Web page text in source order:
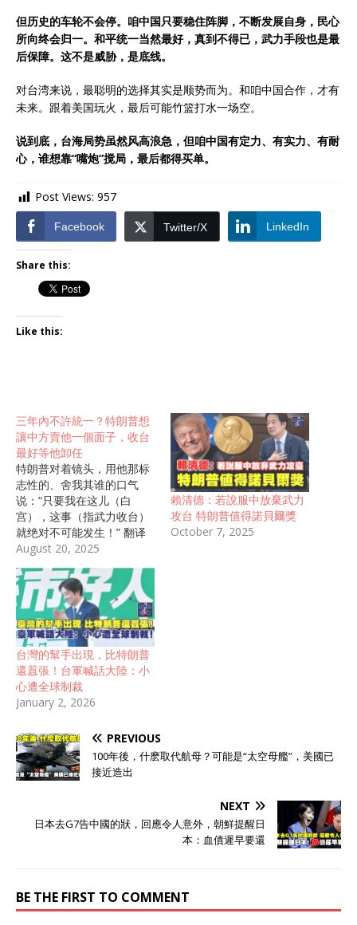
但历史的车轮不会停。咱中国只要稳住阵脚，不断发展自身，民心
所向终会归一。和平统一当然最好，真到不得已，武力手段也是最
后保障。这不是威胁，是底线。
对台湾来说，最聪明的选择其实是顺势而为。和咱中国合作，才有
未来。跟着美国玩火，最后可能竹篮打水一场空。
说到底，台海局势虽然风高浪急，但咱中国有定力、有实力、有耐
心，谁想靠“嘴炮”搅局，最后都得买单。
Post Views: 957
Facebook Twitter/X LinkedIn
Share this:
Like this:
三年內不許統一？特朗普想
讓中方賣他一個面子，收台
最好等他卸任
特朗普对着镜头，用他那标
志性的、舍我其谁的口气
说：“只要我在这儿（白
宫），这事（指武力收台）
就绝对不可能发生！” 翻译
过来就是：我特朗普的总统
给我个面子，这三年里不许
动台湾。等我卸任了，你们
爱咋咋地。 特朗普这个人，
你不能用正常外交官的逻辑
去理解他。他首先是个商
人，其次才是个政客。在他
眼里，万物皆可交易，包括
一个国家的核心利益。他觉
得自己的面子很值钱，值钱
间表往后推一推。 台湾问
题，从头到尾都是咱们的家
务事，是我们中国人自己的
你特朗普一句话，我们就得
前脚刚结束的“普特会”。虽
然全世界都看着，那会谈不
August 20, 2025
賴清德：若說服中放棄武力
攻台 特朗普值得諾貝爾獎
October 7, 2025
台灣的幫手出現，比特朗普
還囂張！台軍喊話大陸：小
心遭全球制裁
January 2, 2026
PREVIOUS
100年後，什麽取代航母？可能是“太空母艦”，美國已
接近造出
NEXT
日本去G7告中國的狀，回應令人意外，朝鮮提醒日
本：血債遲早要還
BE THE FIRST TO COMMENT